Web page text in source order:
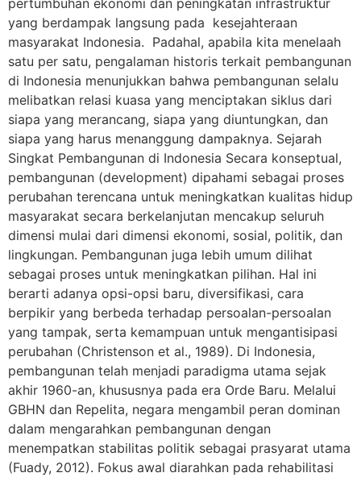
yang berdampak langsung pada kesejahteraan
masyarakat Indonesia. Padahal, apabila kita menelaah
satu per satu, pengalaman historis terkait pembangunan
di Indonesia menunjukkan bahwa pembangunan selalu
melibatkan relasi kuasa yang menciptakan siklus dari
siapa yang merancang, siapa yang diuntungkan, dan
siapa yang harus menanggung dampaknya. Sejarah
Singkat Pembangunan di Indonesia Secara konseptual,
pembangunan (development) dipahami sebagai proses
perubahan terencana untuk meningkatkan kualitas hidup
masyarakat secara berkelanjutan mencakup seluruh
dimensi mulai dari dimensi ekonomi, sosial, politik, dan
lingkungan. Pembangunan juga lebih umum dilihat
sebagai proses untuk meningkatkan pilihan. Hal ini
berarti adanya opsi-opsi baru, diversifikasi, cara
berpikir yang berbeda terhadap persoalan-persoalan
yang tampak, serta kemampuan untuk mengantisipasi
perubahan (Christenson et al., 1989). Di Indonesia,
pembangunan telah menjadi paradigma utama sejak
akhir 1960-an, khususnya pada era Orde Baru. Melalui
GBHN dan Repelita, negara mengambil peran dominan
dalam mengarahkan pembangunan dengan
menempatkan stabilitas politik sebagai prasyarat utama
(Fuady, 2012). Fokus awal diarahkan pada rehabilitasi